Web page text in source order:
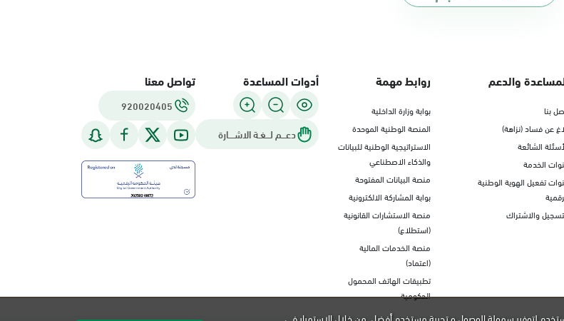
والدعم
بنا
عن فساد (نزاهة)
الشائعة
الخدمة
تفعيل الهوية الوطنية
والاشتراك
روابط مهمة
بوابة وزارة الداخلية
المنصة الوطنية الموحدة
الاستراتيجية الوطنية للبيانات
والذكاء الاصطناعي
منصة البيانات المفتوحة
بوابة المشاركة الالكترونية
منصة الاستشارات القانونية
(استطلاع)
منصة الخدمات المالية
(اعتماد)
تطبيقات الهاتف المحمول
الحكومية
أدوات المساعدة
دعـــم لـــغـة الاشــــارة
تواصل معنا
920020405
لتوفير سهولة الوصول و تجربة مستخدم أفضل. من خلال الاستمرار في